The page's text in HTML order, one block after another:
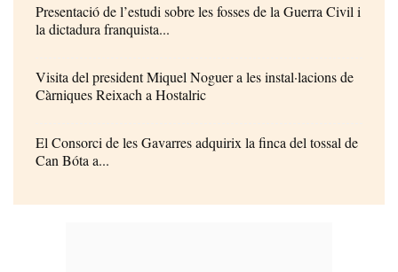
Presentació de l’estudi sobre les fosses de la Guerra Civil i
la dictadura franquista...
Visita del president Miquel Noguer a les instal·lacions de
Càrniques Reixach a Hostalric
El Consorci de les Gavarres adquirix la finca del tossal de
Can Bóta a...